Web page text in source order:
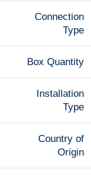
Connection
Type
Box Quantity
Installation
Type
Country of
Origin